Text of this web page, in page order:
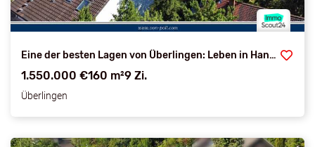
Eine der besten Lagen von Überlingen: Leben in Hanglage mit Blick auf See & Alpen
1.550.000 €160 m²9 Zi.
Überlingen